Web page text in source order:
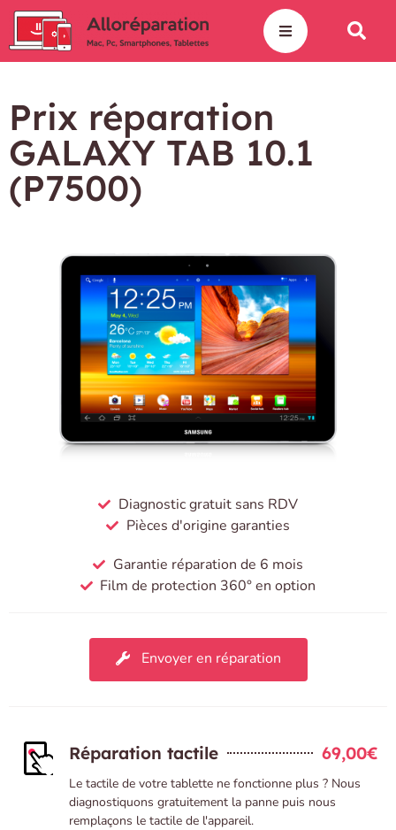
Prix réparation
GALAXY TAB 10.1
(P7500)
Diagnostic gratuit sans RDV
Pièces d'origine garanties
Garantie réparation de 6 mois
Film de protection 360° en option
Envoyer en réparation
Réparation tactile 69,00€
Le tactile de votre tablette ne fonctionne plus ? Nous
diagnostiquons gratuitement la panne puis nous
remplaçons le tactile de l'appareil.